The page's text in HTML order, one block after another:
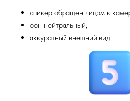
спикер обращен лицом к
фон нейтральный;
аккуратный внешний вид.